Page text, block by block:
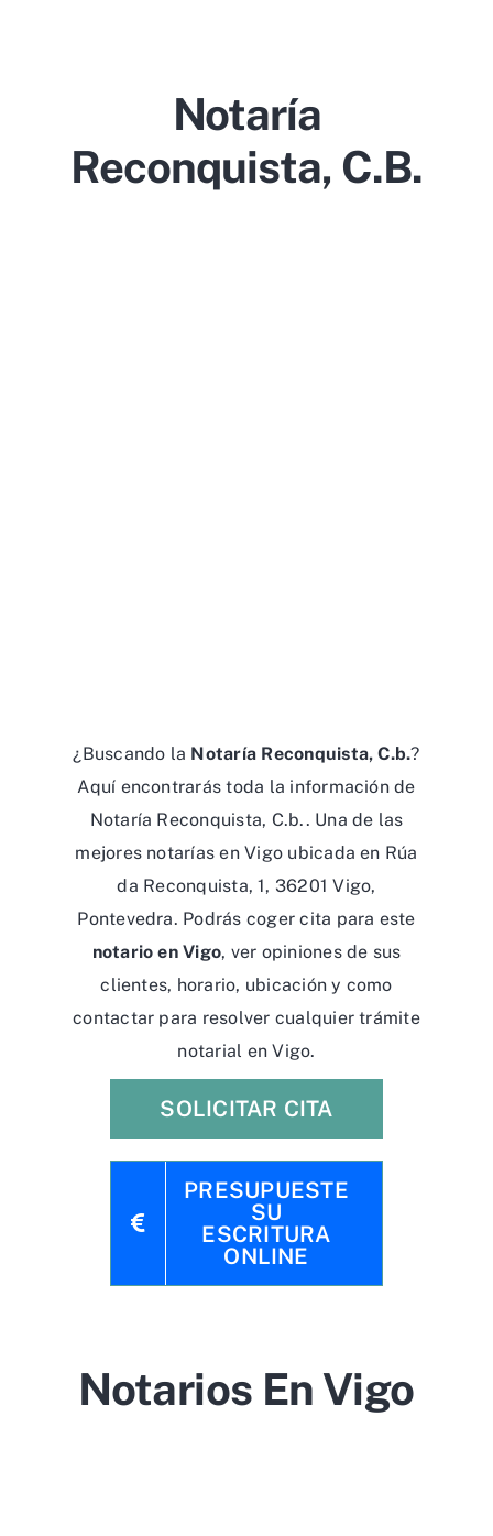
Notaría
Reconquista, C.b.
¿Buscando la Notaría Reconquista, C.b.?
Aquí encontrarás toda la información de
Notaría Reconquista, C.b.. Una de las
mejores notarías en Vigo ubicada en Rúa
da Reconquista, 1, 36201 Vigo,
Pontevedra. Podrás coger cita para este
notario en Vigo, ver opiniones de sus
clientes, horario, ubicación y como
contactar para resolver cualquier trámite
notarial en Vigo.
SOLICITAR CITA
PRESUPUESTE
SU
ESCRITURA
ONLINE
Notarios En Vigo